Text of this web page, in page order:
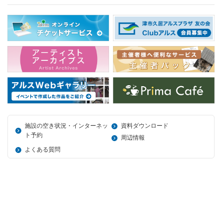
施設の空き状況・インターネッ
ト予約
資料ダウンロード
周辺情報
よくある質問